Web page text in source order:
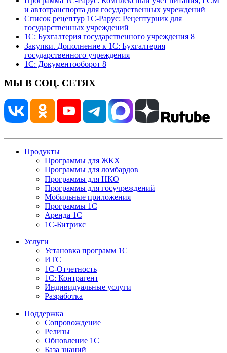
и автотранспорта для государственных учреждений
Список рецептур 1С-Рарус: Рецептурник для
государственных учреждений
1С: Бухгалтерия государственного учреждения 8
Закупки. Дополнение к 1С: Бухгалтерия
государственного учреждения
1С: Документооборот 8
МЫ В СОЦ. СЕТЯХ
Продукты
Программы для ЖКХ
Программы для ломбардов
Программы для НКО
Программы для госучреждений
Мобильные приложения
Программы 1С
Аренда 1С
1С-Битрикс
Услуги
Установка программ 1С
ИТС
1С-Отчетность
1С: Контрагент
Индивидуальные услуги
Разработка
Поддержка
Сопровождение
Релизы
Обновление 1С
База знаний